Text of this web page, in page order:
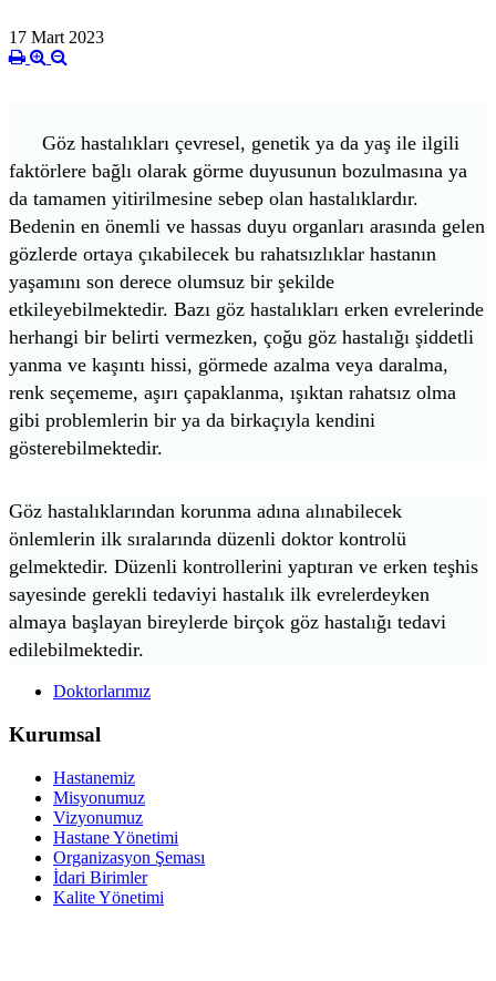
17 Mart 2023
Göz hastalıkları çevresel, genetik ya da yaş ile ilgili
faktörlere bağlı olarak görme duyusunun bozulmasına ya
da tamamen yitirilmesine sebep olan hastalıklardır.
Bedenin en önemli ve hassas duyu organları arasında gelen
gözlerde ortaya çıkabilecek bu rahatsızlıklar hastanın
yaşamını son derece olumsuz bir şekilde
etkileyebilmektedir. Bazı göz hastalıkları erken evrelerinde
herhangi bir belirti vermezken, çoğu göz hastalığı şiddetli
yanma ve kaşıntı hissi, görmede azalma veya daralma,
renk seçememe, aşırı çapaklanma, ışıktan rahatsız olma
gibi problemlerin bir ya da birkaçıyla kendini
gösterebilmektedir.
Göz hastalıklarından korunma adına alınabilecek
önlemlerin ilk sıralarında düzenli doktor kontrolü
gelmektedir. Düzenli kontrollerini yaptıran ve erken teşhis
sayesinde gerekli tedaviyi hastalık ilk evrelerdeyken
almaya başlayan bireylerde birçok göz hastalığı tedavi
edilebilmektedir.
Doktorlarımız
Kurumsal
Hastanemiz
Misyonumuz
Vizyonumuz
Hastane Yönetimi
Organizasyon Şeması
İdari Birimler
Kalite Yönetimi